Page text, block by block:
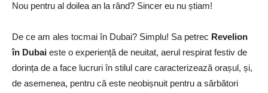
Nou pentru al doilea an la rând? Sincer eu nu știam!
De ce am ales tocmai în Dubai? Simplu! Sa petrec Revelion
în Dubai este o experiență de neuitat, aerul respirat festiv de
dorința de a face lucruri în stilul care caracterizează orașul, și,
de asemenea, pentru că este neobișnuit pentru a sărbători